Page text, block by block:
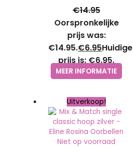
Eline Rosina
Oorbellen
€14.95
Oorspronkelijke
prijs was:
€14.95.€6.95Huidige
prijs is: €6.95.
MEER INFORMATIE
Uitverkoop!
Niet op voorraad